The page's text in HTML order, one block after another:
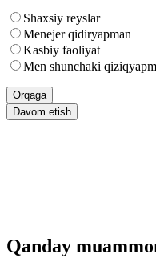
Shaxsiy reyslar
Menejer qidiryapman
Kasbiy faoliyat
Men shunchaki
Orqaga
Davom etish
Qanday